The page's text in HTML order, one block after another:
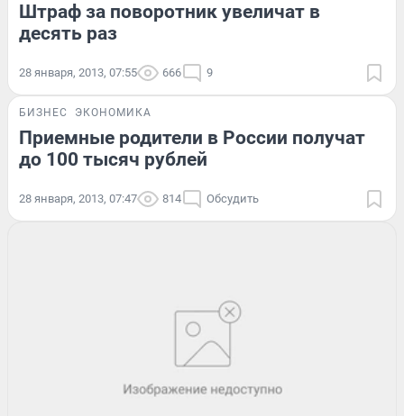
Штраф за поворотник увеличат в
десять раз
28 января, 2013, 07:55 666 9
БИЗНЕС ЭКОНОМИКА
Приемные родители в России получат
до 100 тысяч рублей
28 января, 2013, 07:47 814 Обсудить